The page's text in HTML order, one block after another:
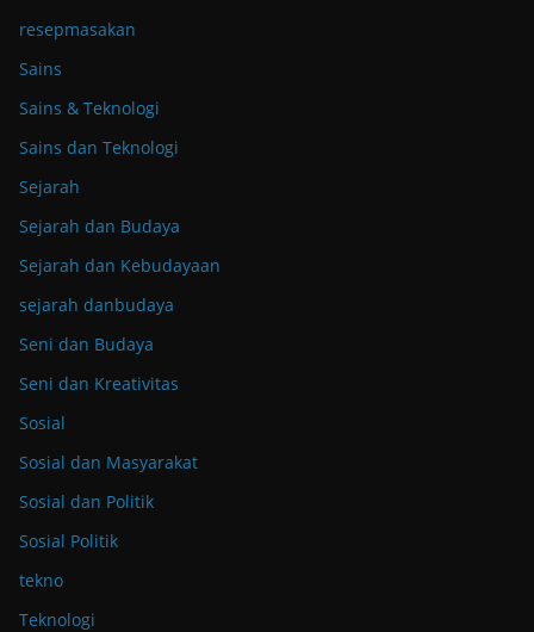
resepmasakan
Sains
Sains & Teknologi
Sains dan Teknologi
Sejarah
Sejarah dan Budaya
Sejarah dan Kebudayaan
sejarah danbudaya
Seni dan Budaya
Seni dan Kreativitas
Sosial
Sosial dan Masyarakat
Sosial dan Politik
Sosial Politik
tekno
Teknologi